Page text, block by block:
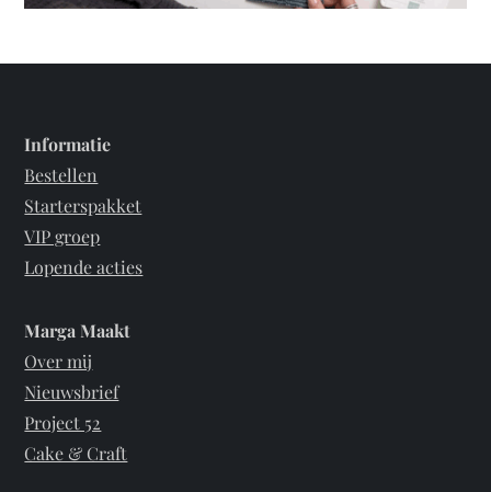
Informatie
Bestellen
Starterspakket
VIP groep
Lopende acties
Marga Maakt
Over mij
Nieuwsbrief
Project 52
Cake & Craft